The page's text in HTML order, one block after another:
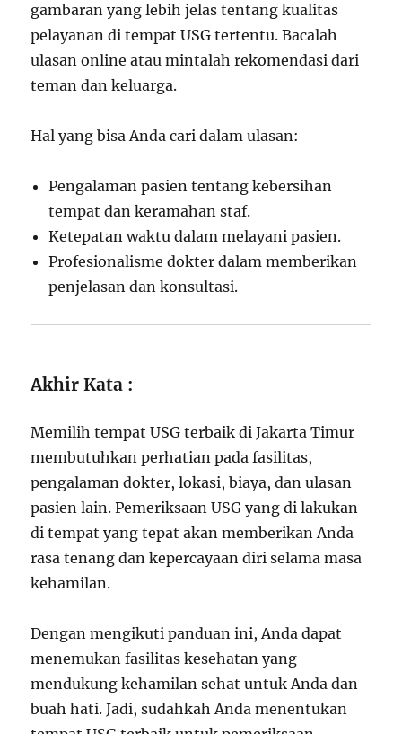
gambaran yang lebih jelas tentang kualitas
pelayanan di tempat USG tertentu. Bacalah
ulasan online atau mintalah rekomendasi dari
teman dan keluarga.
Hal yang bisa Anda cari dalam ulasan:
Pengalaman pasien tentang kebersihan
tempat dan keramahan staf.
Ketepatan waktu dalam melayani pasien.
Profesionalisme dokter dalam memberikan
penjelasan dan konsultasi.
Akhir Kata :
Memilih tempat USG terbaik di Jakarta Timur
membutuhkan perhatian pada fasilitas,
pengalaman dokter, lokasi, biaya, dan ulasan
pasien lain. Pemeriksaan USG yang di lakukan
di tempat yang tepat akan memberikan Anda
rasa tenang dan kepercayaan diri selama masa
kehamilan.
Dengan mengikuti panduan ini, Anda dapat
menemukan fasilitas kesehatan yang
mendukung kehamilan sehat untuk Anda dan
buah hati. Jadi, sudahkah Anda menentukan